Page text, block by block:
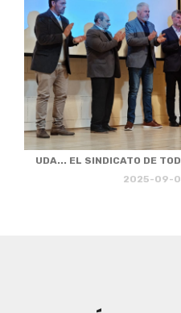
UDA... EL SINDICATO DE
2025-09-